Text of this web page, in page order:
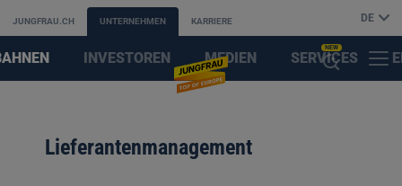
JUNGFRAU.CH UNTERNEHMEN KARRIERE DE
INVESTOREN MEDIEN SERVICES
NEW
Lieferantenmanagement